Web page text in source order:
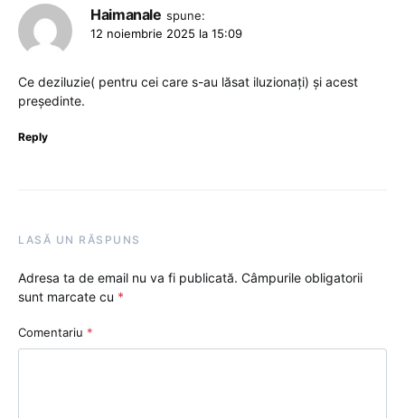
Haimanale spune:
12 noiembrie 2025 la 15:09
Ce deziluzie( pentru cei care s-au lăsat iluzionați) și acest
președinte.
Reply
LASĂ UN RĂSPUNS
Adresa ta de email nu va fi publicată. Câmpurile obligatorii
sunt marcate cu *
Comentariu *